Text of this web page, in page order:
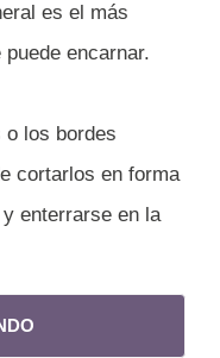
es el más
encarnar.
o los bordes
cortarlos en forma
enterrarse en la